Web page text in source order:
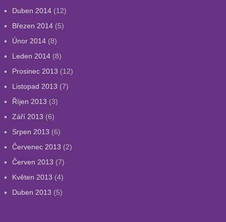
Duben 2014(12)
Březen 2014(5)
Únor 2014(8)
Leden 2014(8)
Prosinec 2013 (12)
Listopad 2013 (7)
Říjen 2013 (3)
Září 2013 (6)
Srpen 2013 (6)
Červenec 2013 (2)
Červen 2013 (7)
Květen 2013 (4)
Duben 2013 (5)